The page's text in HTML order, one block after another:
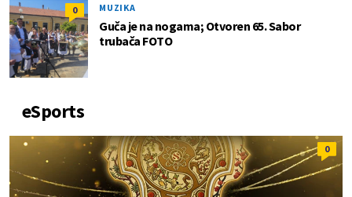
0 MUZIKA
Guča je na nogama; Otvoren 65. Sabor
trubača FOTO
eSports
0